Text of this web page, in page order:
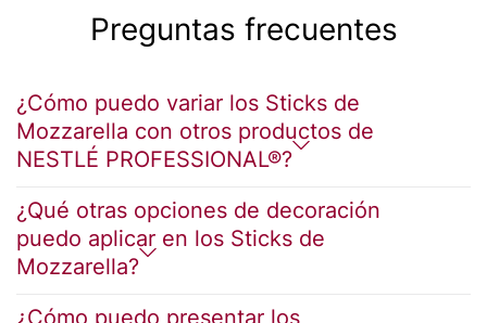
Preguntas frecuentes
¿Cómo puedo variar los Sticks de
Mozzarella con otros productos de
NESTLÉ PROFESSIONAL®?
¿Qué otras opciones de decoración
puedo aplicar en los Sticks de
Mozzarella?
¿Cómo puedo presentar los